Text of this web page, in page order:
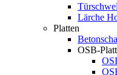
Lärche
Platten
OSB-